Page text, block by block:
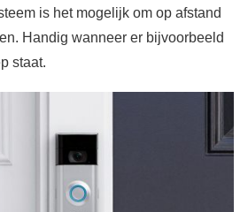
is het mogelijk om op afstand
Handig wanneer er bijvoorbeeld
staat.